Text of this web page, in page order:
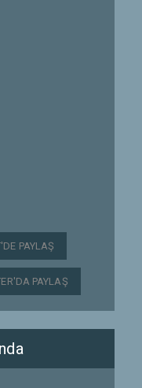
PAYLAŞ
PAYLAŞ